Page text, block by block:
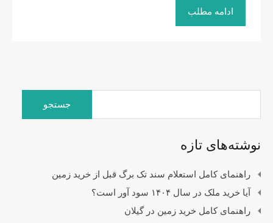
ادامه مطلب
نوشته‌های تازه
راهنمای کامل استعلام سند تک برگ قبل از خرید زمین
آیا خرید ملک در سال ۱۴۰۴ سود آور است؟
راهنمای کامل خرید زمین در گیلان